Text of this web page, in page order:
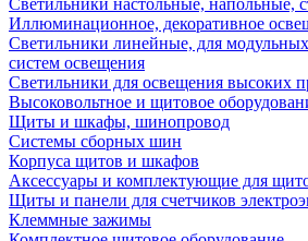
Светильники настольные, напольные,
Иллюминационное, декоративное
Светильники линейные, для
систем освещения
Светильники для освещения высоких
Высоковольтное и щитовое
Щиты и шкафы, шинопровод
Системы сборных шин
Корпуса щитов и шкафов
Аксессуары и комплектующие для
Щиты и панели для счетчиков
Клеммные зажимы